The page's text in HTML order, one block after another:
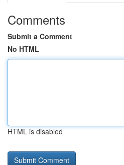
Comments
Submit a Comment
No HTML
HTML is disabled